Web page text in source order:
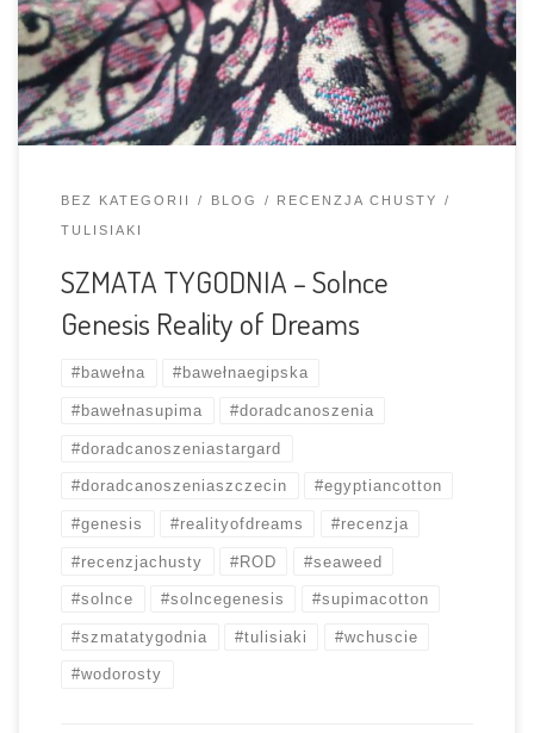
nazwa jest w 100% trafiona – chusta, jak sen na jawie,
gdzie, marzenia stały się rzeczywistością! 🙂 To była
miłość od pierwszego wejrzenia – totalnie […]
BEZ KATEGORII BLOG RECENZJA CHUSTY
TULISIAKI
SZMATA TYGODNIA – Solnce
Genesis Reality of Dreams
#bawełna #bawełnaegipska
#bawełnasupima #doradcanoszenia
#doradcanoszeniastargard
#doradcanoszeniaszczecin #egyptiancotton
#genesis #realityofdreams #recenzja
#recenzjachusty #ROD #seaweed
#solnce #solncegenesis #supimacotton
#szmatatygodnia #tulisiaki #wchuscie
#wodorosty